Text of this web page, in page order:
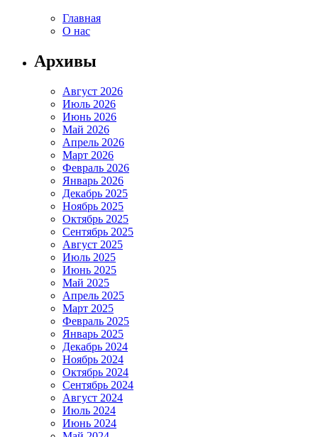
Главная
О нас
Архивы
Август 2026
Июль 2026
Июнь 2026
Май 2026
Апрель 2026
Март 2026
Февраль 2026
Январь 2026
Декабрь 2025
Ноябрь 2025
Октябрь 2025
Сентябрь 2025
Август 2025
Июль 2025
Июнь 2025
Май 2025
Апрель 2025
Март 2025
Февраль 2025
Январь 2025
Декабрь 2024
Ноябрь 2024
Октябрь 2024
Сентябрь 2024
Август 2024
Июль 2024
Июнь 2024